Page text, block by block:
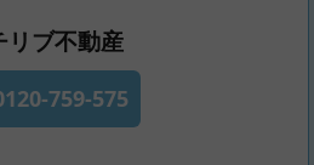
リブ不動産
759-575